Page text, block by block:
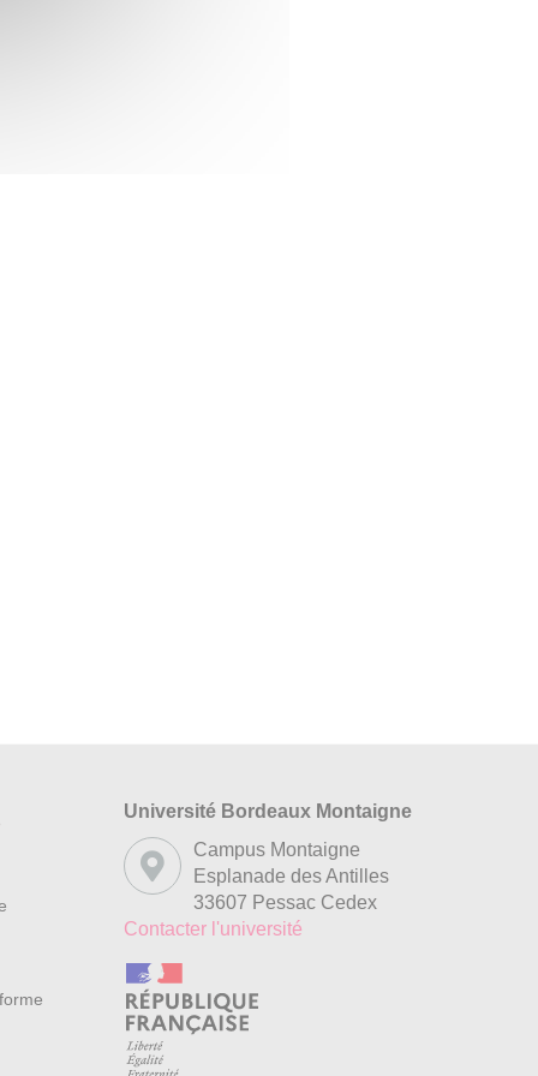
Université Bordeaux Montaigne
Campus Montaigne
Esplanade des Antilles
33607 Pessac Cedex
Contacter l'université